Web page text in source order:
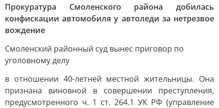
Прокуратура Смоленского района добилась
конфискации автомобиля у автоледи за нетрезвое
вождение
Смоленский районный суд вынес приговор по
уголовному делу
в отношении 40-летней местной жительницы. Она
признана виновной в совершении преступления,
предусмотренного ч. 1 ст. 264.1 УК РФ (управление